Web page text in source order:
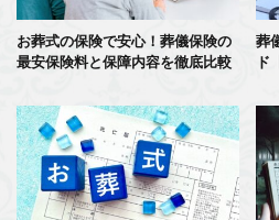
お葬式の保険で安心！葬儀保険の
最安保険料と保障内容を徹底比較
葬
ド